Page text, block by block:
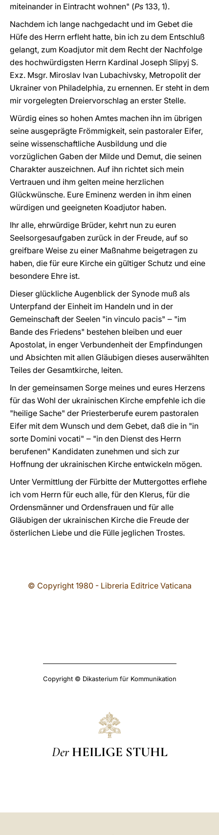
miteinander in Eintracht wohnen" (Ps 133, 1).
Nachdem ich lange nachgedacht und im Gebet die
Hüfe des Herrn erfleht hatte, bin ich zu dem Entschluß
gelangt, zum Koadjutor mit dem Recht der Nachfolge
des hochwürdigsten Herrn Kardinal Joseph Slipyj S.
Exz. Msgr. Miroslav Ivan Lubachivsky, Metropolit der
Ukrainer von Philadelphia, zu ernennen. Er steht in dem
mir vorgelegten Dreiervorschlag an erster Stelle.
Würdig eines so hohen Amtes machen ihn im übrigen
seine ausgeprägte Frömmigkeit, sein pastoraler Eifer,
seine wissenschaftliche Ausbildung und die
vorzüglichen Gaben der Milde und Demut, die seinen
Charakter auszeichnen. Auf ihn richtet sich mein
Vertrauen und ihm gelten meine herzlichen
Glückwünsche. Eure Eminenz werden in ihm einen
würdigen und geeigneten Koadjutor haben.
Ihr alle, ehrwürdige Brüder, kehrt nun zu euren
Seelsorgesaufgaben zurück in der Freude, auf so
greifbare Weise zu einer Maßnahme beigetragen zu
haben, die für eure Kirche ein gültiger Schutz und eine
besondere Ehre ist.
Dieser glückliche Augenblick der Synode muß als
Unterpfand der Einheit im Handeln und in der
Gemeinschaft der Seelen "in vinculo pacis" ‒ "im
Bande des Friedens" bestehen bleiben und euer
Apostolat, in enger Verbundenheit der Empfindungen
und Absichten mit allen Gläubigen dieses auserwählten
Teiles der Gesamtkirche, leiten.
In der gemeinsamen Sorge meines und eures Herzens
für das Wohl der ukrainischen Kirche empfehle ich die
"heilige Sache" der Priesterberufe eurem pastoralen
Eifer mit dem Wunsch und dem Gebet, daß die in "in
sorte Domini vocati" ‒ "in den Dienst des Herrn
berufenen" Kandidaten zunehmen und sich zur
Hoffnung der ukrainischen Kirche entwickeln mögen.
Unter Vermittlung der Fürbitte der Muttergottes erflehe
ich vom Herrn für euch alle, für den Klerus, für die
Ordensmänner und Ordensfrauen und für alle
Gläubigen der ukrainischen Kirche die Freude der
österlichen Liebe und die Fülle jeglichen Trostes.
© Copyright 1980 - Libreria Editrice Vaticana
Copyright © Dikasterium für Kommunikation
Der HEILIGE STUHL